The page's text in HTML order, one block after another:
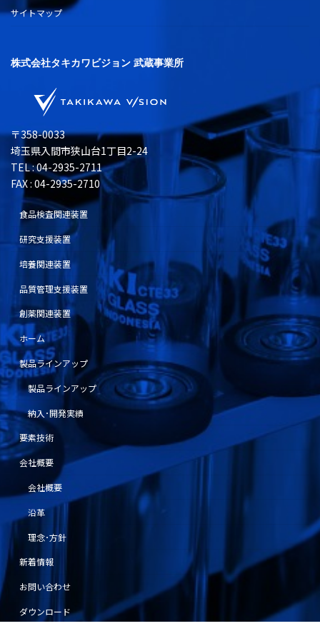
サイトマップ
株式会社タキカワビジョン 武蔵事業所
〒358-0033
埼玉県入間市狭山台1丁目2-24
TEL : 04-2935-2711
FAX : 04-2935-2710
食品検査関連装置
研究支援装置
培養関連装置
品質管理支援装置
創薬関連装置
ホーム
製品ラインアップ
製品ラインアップ
納入･開発実績
要素技術
会社概要
会社概要
沿革
理念･方針
新着情報
お問い合わせ
ダウンロード